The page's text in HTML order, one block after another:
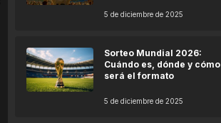
5 de diciembre de 2025
Sorteo Mundial 2026:
Cuándo es, dónde y cómo
será el formato
5 de diciembre de 2025